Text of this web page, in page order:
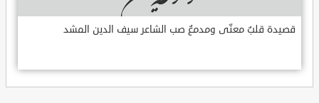
قصيدة قلبٌ معنّى ومدمعٌ صب الشاعر سيف الدين المشد